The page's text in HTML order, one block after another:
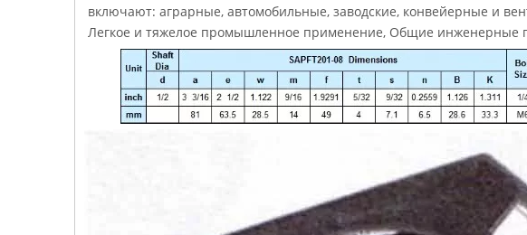
включают: аграрные, автомобильные, заводские, конвейерные и
Легкое и тяжелое промышленное применение, Общие инженерные